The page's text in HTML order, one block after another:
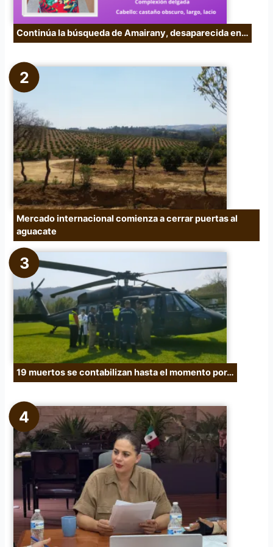
Continúa la búsqueda de Amairany, desaparecida en…
Mercado internacional comienza a cerrar puertas al
aguacate
19 muertos se contabilizan hasta el momento por…